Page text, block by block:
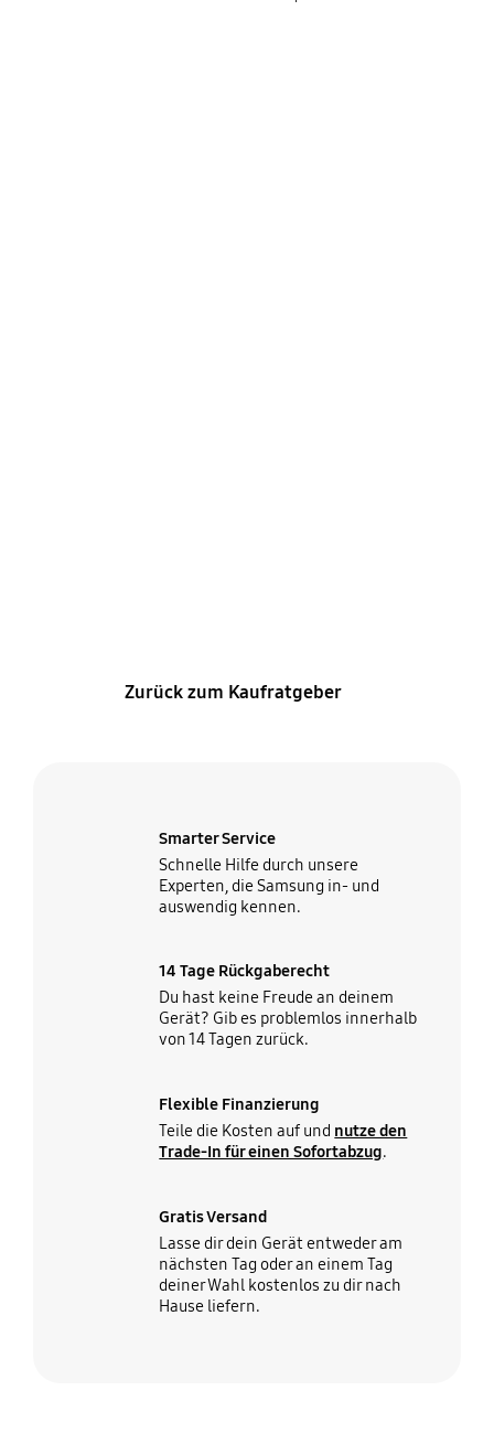
Zurück zum Kaufratgeber
Smarter Service
Schnelle Hilfe durch unsere
Experten, die Samsung in- und
auswendig kennen.
14 Tage Rückgaberecht
Du hast keine Freude an deinem
Gerät? Gib es problemlos innerhalb
von 14 Tagen zurück.
Flexible Finanzierung
Teile die Kosten auf und nutze den
Trade-In für einen Sofortabzug.
Gratis Versand
Lasse dir dein Gerät entweder am
nächsten Tag oder an einem Tag
deiner Wahl kostenlos zu dir nach
Hause liefern.